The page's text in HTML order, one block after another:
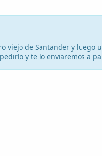
viejo de Santander y luego
y te lo enviaremos a